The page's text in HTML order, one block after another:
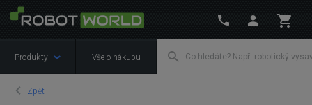
Produkty Vše o nákupu
Zpět